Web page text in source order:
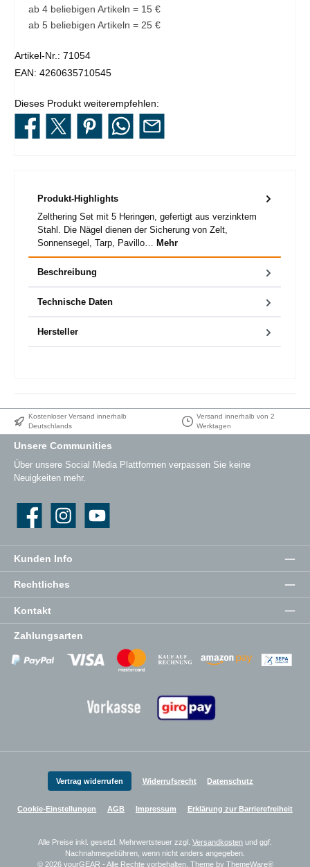
ab 4 beliebigen Artikeln = 15 €
ab 5 beliebigen Artikeln = 25 €
Artikel-Nr.: 71054
EAN: 4260635710545
Dieses Produkt weiterempfehlen:
Produkt-Highlights
Zelthering Set mit 5 Heringen, gefertigt aus verzinktem
Stahl. Die Nägel dienen der Sicherung von Zelt,
Sonnensegel, Tarp, Pavillo… Mehr
Beschreibung
Technische Daten
Hersteller
Kostenloser Versand innerhalb
Deutschlands
Versand innerhalb von 2
Werktagen
Kunden Info
Rechtliches
Kontakt
Unsere Communities
Über unsere Social Media Plattformen verpassen Sie keine
Neuigkeiten mehr.
Instagram YouTube
Zahlungsarten
Zahlungsanbieter Zahlungsanbieter
Zahlungsanbieter
Vertrag widerrufen Widerrufsrecht Datenschutz
Cookie-Einstellungen AGB Impressum Erklärung zur Barrierefreiheit
Alle Preise inkl. gesetzl. Mehrwertsteuer zzgl. Versandkosten und ggf.
Nachnahmegebühren, wenn nicht anders angegeben.
© 2026 yourGEAR - Alle Rechte vorbehalten. Theme by ThemeWare®